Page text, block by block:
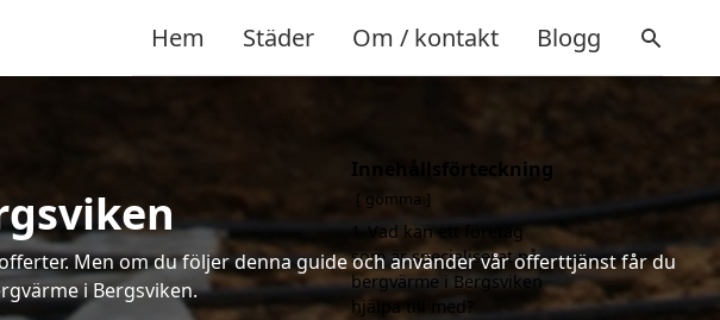
Hem Städer Om / kontakt Blogg
Men om du följer denna guide och använder vår offerttjänst får du
i Bergsviken.
Innehållsförteckning
gömma
1 Vad kan ett företag
som är specialiserat på
bergvärme i Bergsviken
hjälpa till med?